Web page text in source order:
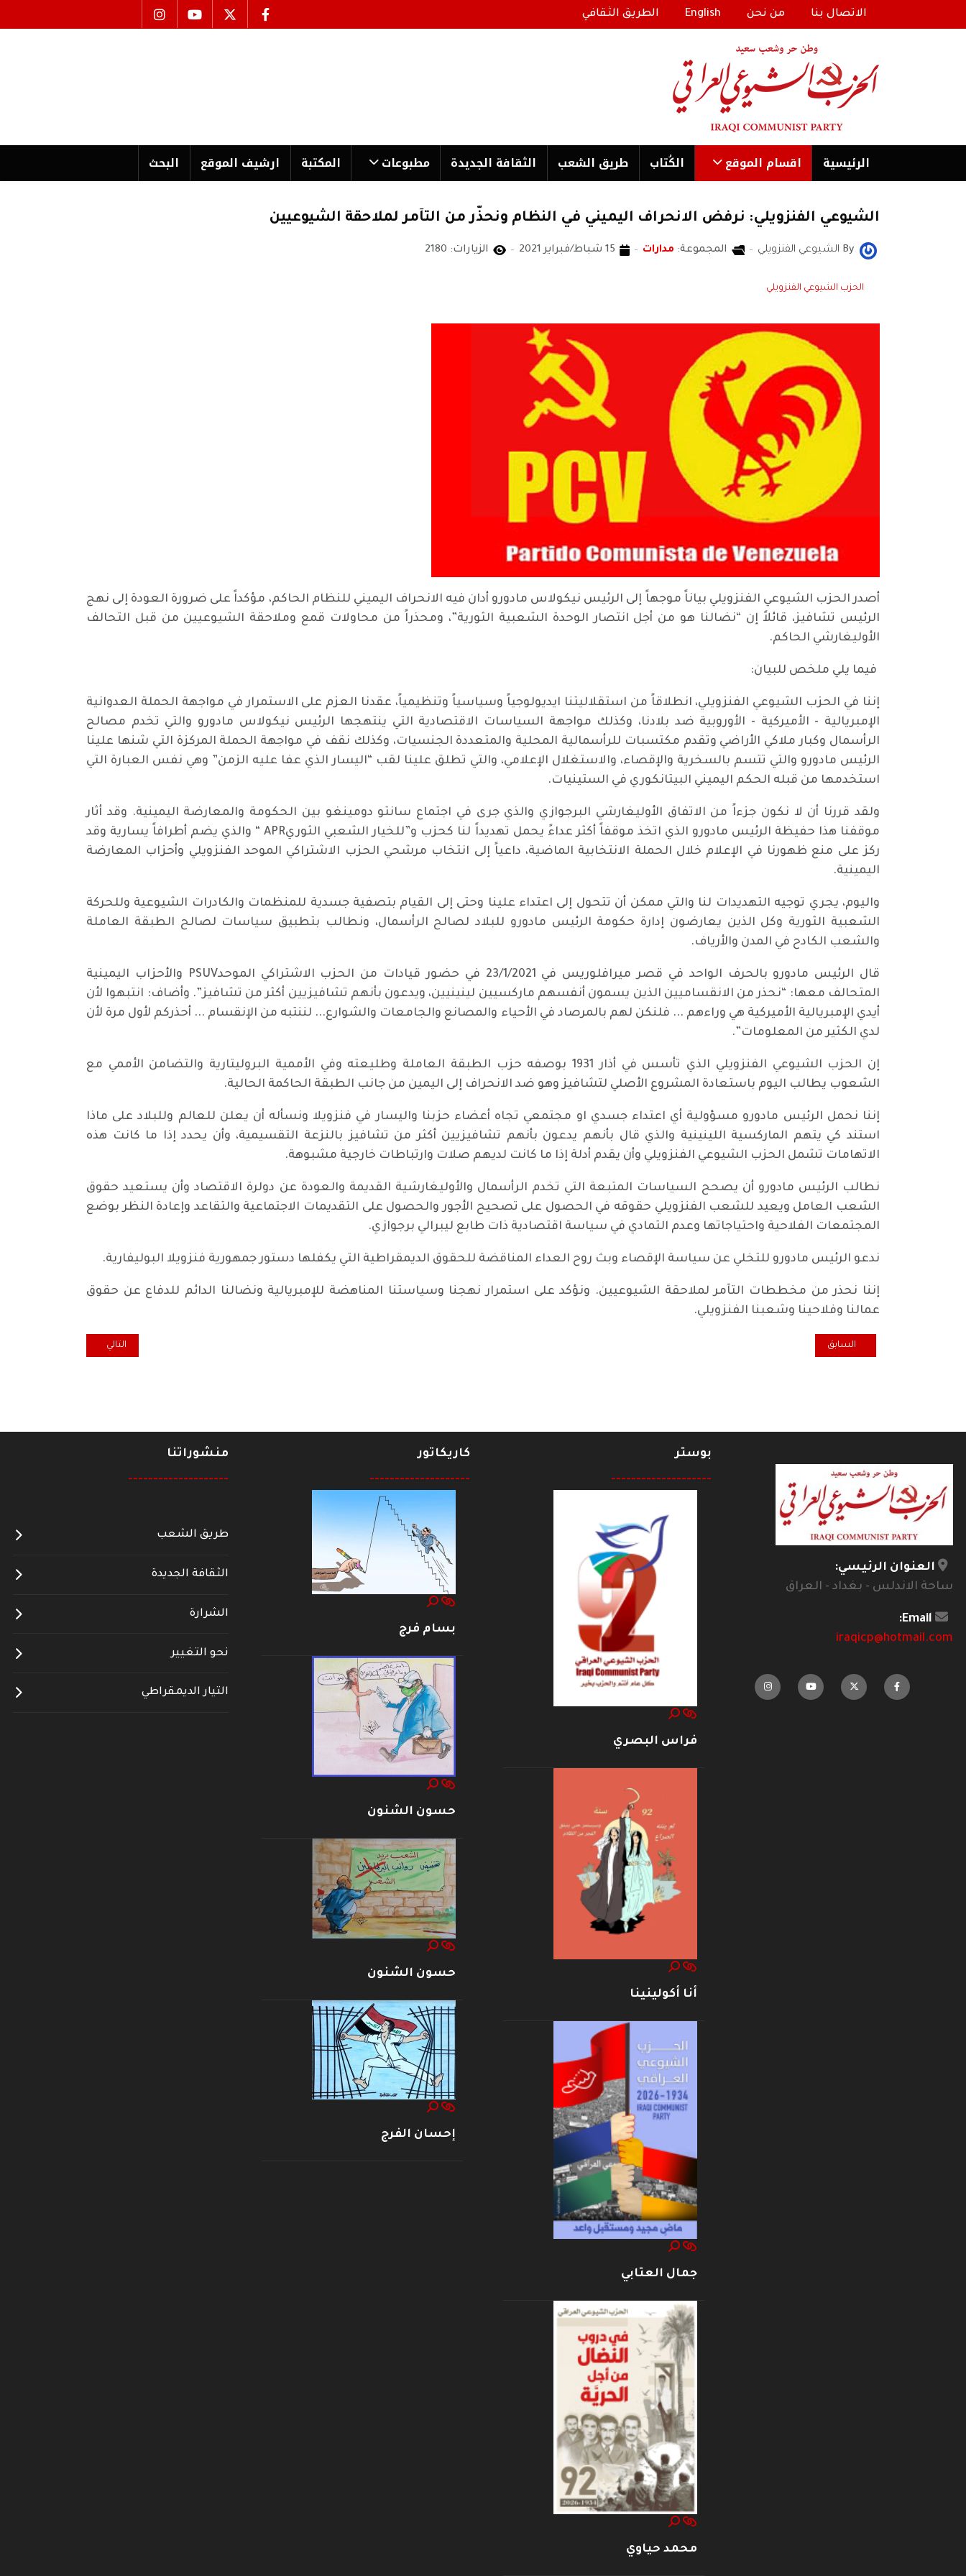
الاتصال بنا من نحن English الطريق الثقافي
الرئیسية اقسام الموقع الكُتاب طریق الشعب الثقافة الجدیدة مطبوعات المكتبة ارشیف الموقع البحث
الشيوعي الفنزويلي: نرفض الانحراف اليميني في النظام ونحذّر من التآمر لملاحقة الشيوعيين
By الشيوعي الفنزويلي المجموعة: مدارات 15 شباط/فبراير 2021 الزيارات: 2180
الحزب الشيوعي الفنزويلي
أصدر الحزب الشيوعي الفنزويلي بياناً موجهاً إلى الرئيس نيكولاس مادورو أدان فيه الانحراف اليميني للنظام الحاكم، مؤكداً على ضرورة العودة إلى نهج
الرئيس تشافيز، قائلاً إن “نضالنا هو من أجل انتصار الوحدة الشعبية الثورية”، ومحذراً من محاولات قمع وملاحقة الشيوعيين من قبل التحالف
الأوليغارشي الحاكم.
فيما يلي ملخص للبيان:
إننا في الحزب الشيوعي الفنزويلي، انطلاقاً من استقلاليتنا ايديولوجياً وسياسياً وتنظيمياً، عقدنا العزم على الاستمرار في مواجهة الحملة العدوانية
الإمبريالية - الأميركية - الأوروبية ضد بلادنا، وكذلك مواجهة السياسات الاقتصادية التي ينتهجها الرئيس نيكولاس مادورو والتي تخدم مصالح
الرأسمال وكبار ملاكي الأراضي وتقدم مكتسبات للرأسمالية المحلية والمتعددة الجنسيات، وكذلك نقف في مواجهة الحملة المركزة التي شنها علينا
الرئيس مادورو والتي تتسم بالسخرية والإقصاء، والاستغلال الإعلامي، والتي تطلق علينا لقب “اليسار الذي عفا عليه الزمن” وهي نفس العبارة التي
استخدمها من قبله الحكم اليميني البيتانكوري في الستينيات.
ولقد قررنا أن لا نكون جزءاً من الاتفاق الأوليغارشي البرجوازي والذي جرى في اجتماع سانتو دومينغو بين الحكومة والمعارضة اليمينية. وقد أثار
موقفنا هذا حفيظة الرئيس مادورو الذي اتخذ موقفاً أكثر عداءً يحمل تهديداً لنا كحزب و”للخيار الشعبي الثوريAPR “ والذي يضم أطرافاً يسارية وقد
ركز على منع ظهورنا في الإعلام خلال الحملة الانتخابية الماضية، داعياً إلى انتخاب مرشحي الحزب الاشتراكي الموحد الفنزويلي وأحزاب المعارضة
اليمينية.
واليوم، يجري توجيه التهديدات لنا والتي ممكن أن تتحول إلى اعتداء علينا وحتى إلى القيام بتصفية جسدية للمنظمات والكادرات الشيوعية وللحركة
الشعبية الثورية وكل الذين يعارضون إدارة حكومة الرئيس مادورو للبلاد لصالح الرأسمال، ونطالب بتطبيق سياسات لصالح الطبقة العاملة
والشعب الكادح في المدن والأرياف.
قال الرئيس مادورو بالحرف الواحد في قصر ميرافلوريس في 23/1/2021 في حضور قيادات من الحزب الاشتراكي الموحدPSUV والأحزاب اليمينية
المتحالف معها: “نحذر من الانقساميين الذين يسمون أنفسهم ماركسيين لينينيين، ويدعون بأنهم تشافيزيين أكثر من تشافيز”. وأضاف: انتبهوا لأن
أيدي الإمبريالية الأميركية هي وراءهم ... فلنكن لهم بالمرصاد في الأحياء والمصانع والجامعات والشوارع... لننتبه من الإنقسام ... أحذركم لأول مرة لأن
لدي الكثير من المعلومات”.
إن الحزب الشيوعي الفنزويلي الذي تأسس في أذار 1931 بوصفه حزب الطبقة العاملة وطليعته وفي الأممية البروليتارية والتضامن الأممي مع
الشعوب يطالب اليوم باستعادة المشروع الأصلي لتشافيز وهو ضد الانحراف إلى اليمين من جانب الطبقة الحاكمة الحالية.
إننا نحمل الرئيس مادورو مسؤولية أي اعتداء جسدي او مجتمعي تجاه أعضاء حزبنا واليسار في فنزويلا ونسأله أن يعلن للعالم وللبلاد على ماذا
استند كي يتهم الماركسية اللينينية والذي قال بأنهم يدعون بأنهم تشافيزيين أكثر من تشافيز بالنزعة التقسيمية، وأن يحدد إذا ما كانت هذه
الاتهامات تشمل الحزب الشيوعي الفنزويلي وأن يقدم أدلة إذا ما كانت لديهم صلات وارتباطات خارجية مشبوهة.
نطالب الرئيس مادورو أن يصحح السياسات المتبعة التي تخدم الرأسمال والأوليغارشية القديمة والعودة عن دولرة الاقتصاد وأن يستعيد حقوق
الشعب العامل ويعيد للشعب الفنزويلي حقوقه في الحصول على تصحيح الأجور والحصول على التقديمات الاجتماعية والتقاعد وإعادة النظر بوضع
المجتمعات الفلاحية واحتياجاتها وعدم التمادي في سياسة اقتصادية ذات طابع ليبرالي برجوازي.
ندعو الرئيس مادورو للتخلي عن سياسة الإقصاء وبث روح العداء المناقضة للحقوق الديمقراطية التي يكفلها دستور جمهورية فنزويلا البوليفارية.
إننا نحذر من مخططات التآمر لملاحقة الشيوعيين. ونؤكد على استمرار نهجنا وسياستنا المناهضة للإمبريالية ونضالنا الدائم للدفاع عن حقوق
عمالنا وفلاحينا وشعبنا الفنزويلي.
المقال السابق: الحركة التقدمية الكويتية: اللجوء إلى المادة 106 دليل على عمق الأزمة السياسية التي تتطلب تغيير نهج إدارة الدولة
السابق المقال التالي: منظمة النمسا
التالي
العنوان الرئيسي:
ساحة الاندلس - بغداد - العراق
Email:
iraqicp@hotmail.com
بوستر
--------------------
فراس البصري
أنا أكولينينا
جمال العتابي
محمد حياوي
كاريكاتور
--------------------
بسام فرج
حسون الشنون
حسون الشنون
إحسان الفرج
منشوراتنا
--------------------
طريق الشعب
الثقافة الجديدة
الشرارة
نحو التغيير
التيار الديمقراطي